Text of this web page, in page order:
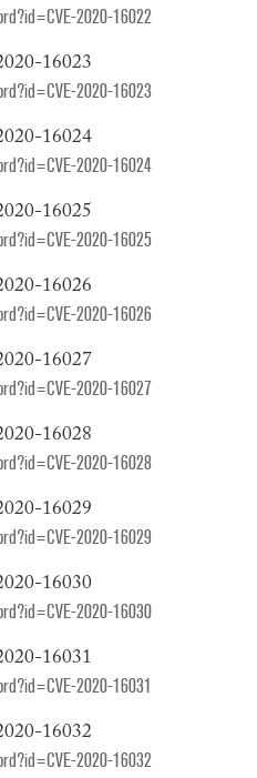
2020-16022
16023
2020-16023
16024
2020-16024
16025
2020-16025
16026
2020-16026
16027
2020-16027
16028
2020-16028
16029
2020-16029
16030
2020-16030
16031
2020-16031
16032
2020-16032